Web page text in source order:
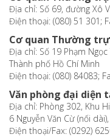
Địa chỉ: Số 69, đường Xô
Điện thoại: (080) 51 301;
Cơ quan Thường
Địa chỉ: Số 19 Phạm Ngọc
Thành phố Hồ Chí Minh
Điện thoại: (080) 84083;
Văn phòng đại diện
Địa chỉ: Phòng 302, Khu
6 Nguyễn Văn Cừ (nối
Điện thoại/Fax: (0292)